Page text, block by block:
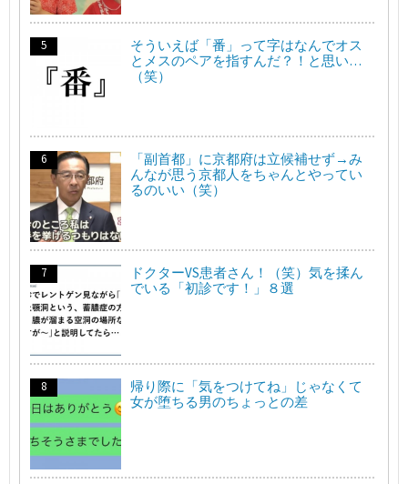
そういえば「番」って字はなんでオス
とメスのペアを指すんだ？！と思い…
（笑）
「副首都」に京都府は立候補せず→み
んなが思う京都人をちゃんとやってい
るのいい（笑）
ドクターVS患者さん！（笑）気を揉ん
でいる「初診です！」８選
帰り際に「気をつけてね」じゃなくて
女が堕ちる男のちょっとの差